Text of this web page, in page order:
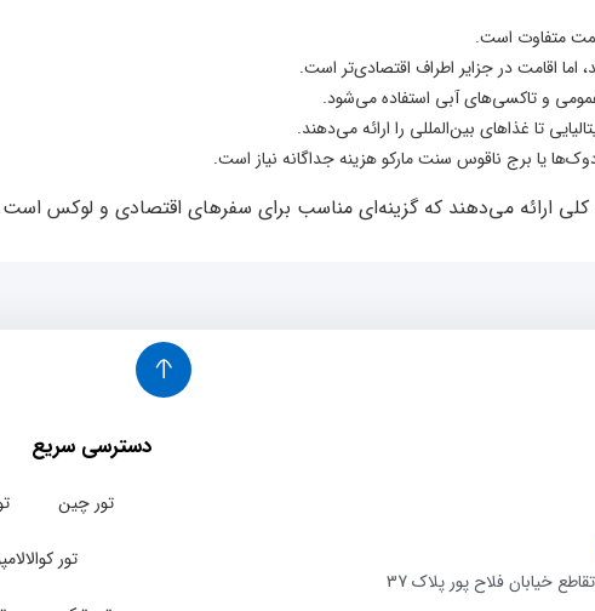
متفاوت است.
اما اقامت در جزایر اطراف اقتصادی‌تر است.
و تاکسی‌های آبی استفاده می‌شود.
تا غذاهای بین‌المللی را ارائه می‌دهند.
یا برج ناقوس سنت مارکو هزینه جداگانه نیاز است.
کلی ارائه می‌دهند که گزینه‌ای مناسب برای سفرهای اقتصادی و لوکس
خیابان فلاح پور پلاک 37
دسترسی سریع
تور چین
تور